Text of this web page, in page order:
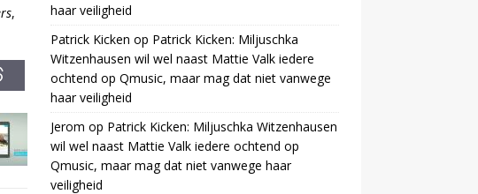
,
haar veiligheid
Patrick Kicken op Patrick Kicken: Miljuschka
Witzenhausen wil wel naast Mattie Valk iedere
ochtend op Qmusic, maar mag dat niet vanwege
haar veiligheid
Jerom op Patrick Kicken: Miljuschka Witzenhausen
wil wel naast Mattie Valk iedere ochtend op
Qmusic, maar mag dat niet vanwege haar
veiligheid